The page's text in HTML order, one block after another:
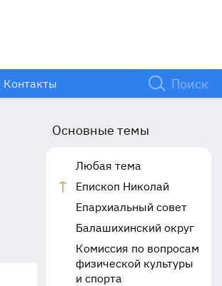
Контакты
Основные темы
Любая тема
Епископ Николай
Епархиальный совет
Балашихинский округ
Комиссия по вопросам
физической культуры
и спорта